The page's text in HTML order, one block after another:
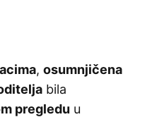
, osumnjičena
bila
pregledu u